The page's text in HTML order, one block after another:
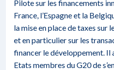
Pilote sur les financements
France, l’Espagne et la
la mise en place de taxes sur
et en particulier sur les
financer le développement. Il
Etats membres du G20 de